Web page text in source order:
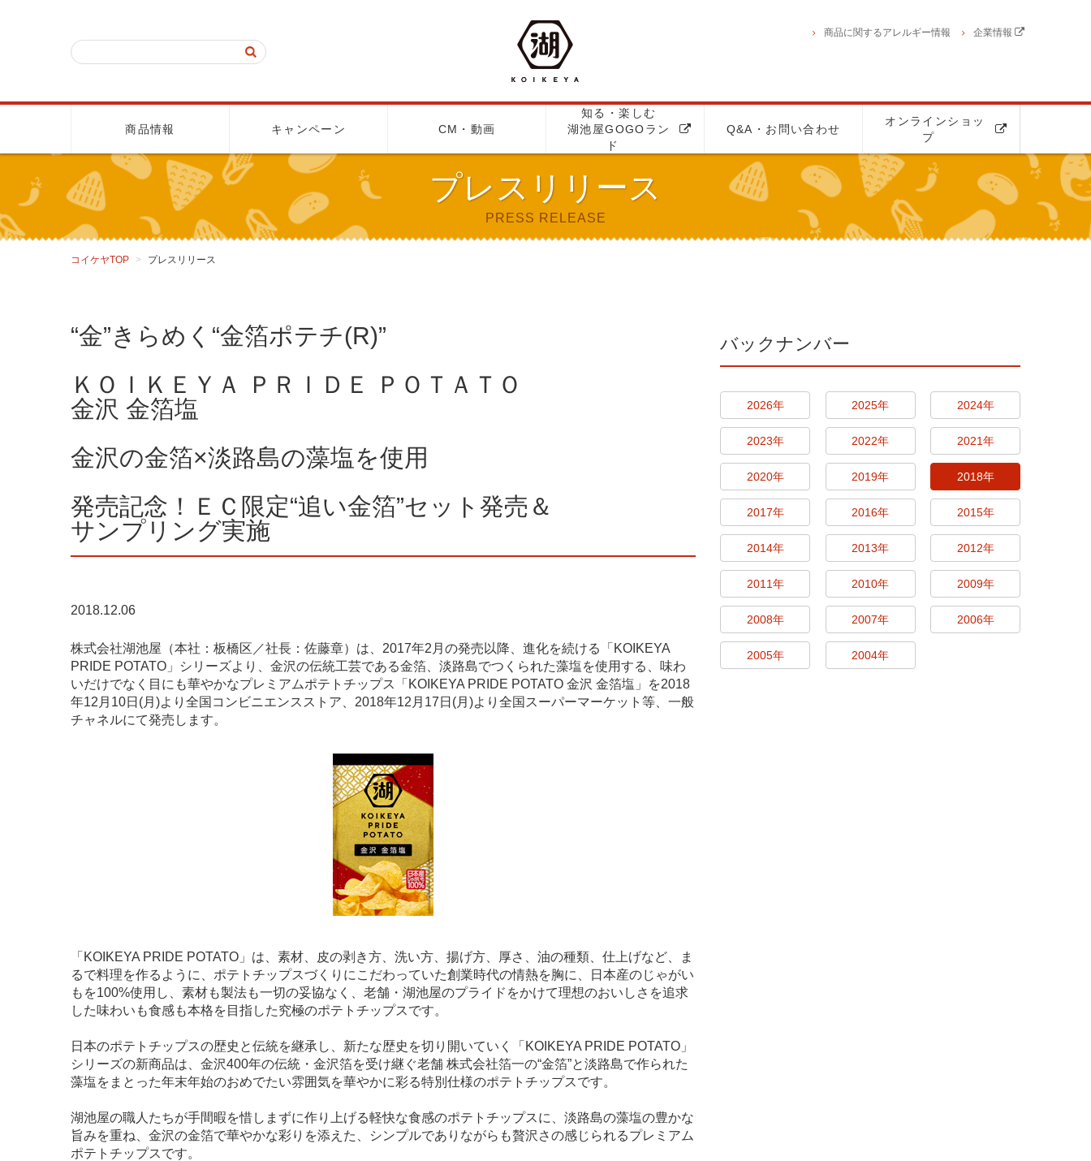
商品情報 キャンペーン CM・動画
知る・楽しむ
湖池屋GOGOラン
ド
Q&A・お問い合わせ
オンラインショッ
プ
商品に関するアレルギー情報 企業情報
プレスリリース
PRESS RELEASE
コイケヤTOP プレスリリース
“金”きらめく“金箔ポテチ(R)”
ＫＯＩＫＥＹＡ ＰＲＩＤＥ ＰＯＴＡＴＯ
金沢 金箔塩
金沢の金箔×淡路島の藻塩を使用
発売記念！ＥＣ限定“追い金箔”セット発売＆
サンプリング実施
2018.12.06
株式会社湖池屋（本社：板橋区／社長：佐藤章）は、2017年2月の発売以降、進化を続ける「KOIKEYA
PRIDE POTATO」シリーズより、金沢の伝統工芸である金箔、淡路島でつくられた藻塩を使用する、味わ
いだけでなく目にも華やかなプレミアムポテトチップス「KOIKEYA PRIDE POTATO 金沢 金箔塩」を2018
年12月10日(月)より全国コンビニエンスストア、2018年12月17日(月)より全国スーパーマーケット等、一般
チャネルにて発売します。
「KOIKEYA PRIDE POTATO」は、素材、皮の剥き方、洗い方、揚げ方、厚さ、油の種類、仕上げなど、ま
るで料理を作るように、ポテトチップスづくりにこだわっていた創業時代の情熱を胸に、日本産のじゃがい
もを100%使用し、素材も製法も一切の妥協なく、老舗・湖池屋のプライドをかけて理想のおいしさを追求
した味わいも食感も本格を目指した究極のポテトチップスです。
日本のポテトチップスの歴史と伝統を継承し、新たな歴史を切り開いていく「KOIKEYA PRIDE POTATO」
シリーズの新商品は、金沢400年の伝統・金沢箔を受け継ぐ老舗 株式会社箔一の“金箔”と淡路島で作られた
藻塩をまとった年末年始のおめでたい雰囲気を華やかに彩る特別仕様のポテトチップスです。
湖池屋の職人たちが手間暇を惜しまずに作り上げる軽快な食感のポテトチップスに、淡路島の藻塩の豊かな
旨みを重ね、金沢の金箔で華やかな彩りを添えた、シンプルでありながらも贅沢さの感じられるプレミアム
ポテトチップスです。
バックナンバー
2026年 2025年 2024年
2023年 2022年 2021年
2020年 2019年 2018年
2017年 2016年 2015年
2014年 2013年 2012年
2011年 2010年 2009年
2008年 2007年 2006年
2005年 2004年